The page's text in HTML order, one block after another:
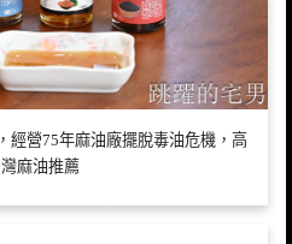
經營75年麻油廠擺脫毒油危機，高
麻油推薦